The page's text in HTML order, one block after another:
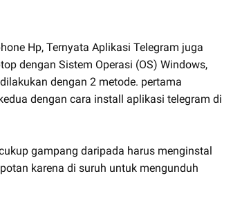
Hp, Ternyata Aplikasi Telegram juga
dengan Sistem Operasi (OS) Windows,
dengan 2 metode. pertama
dengan cara install aplikasi telegram di
gampang daripada harus menginstal
karena di suruh untuk mengunduh